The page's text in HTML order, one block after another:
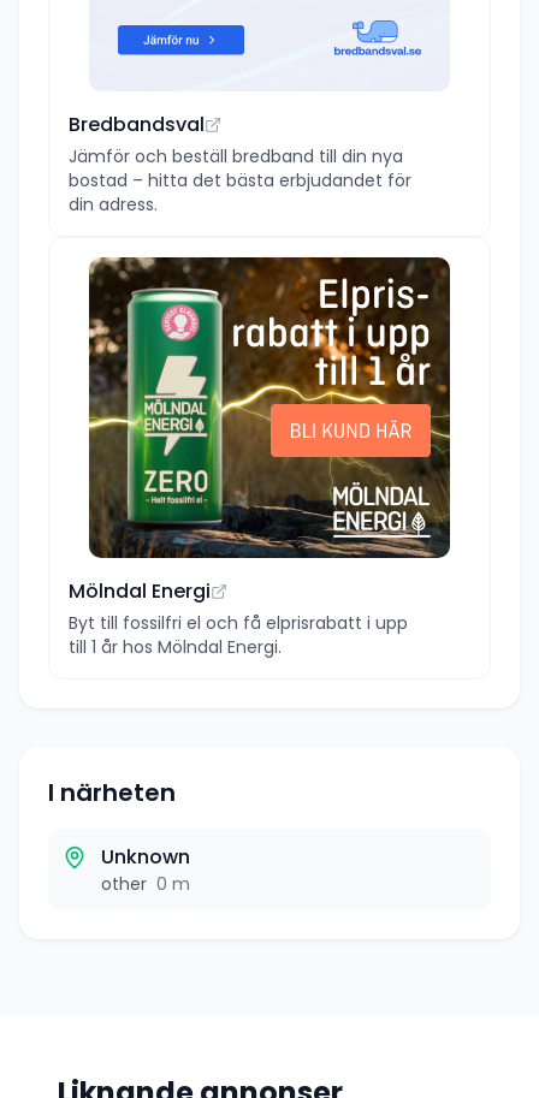
Bredbandsval
Jämför och beställ bredband till din nya
bostad – hitta det bästa erbjudandet för
din adress.
Mölndal Energi
Byt till fossilfri el och få elprisrabatt i upp
till 1 år hos Mölndal Energi.
I närheten
Unknown
other 0 m